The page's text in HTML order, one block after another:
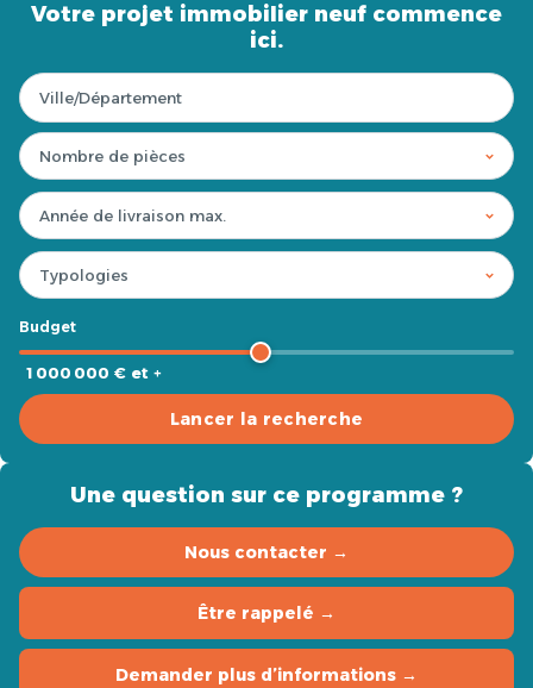
Votre projet immobilier neuf commence
ici.
Budget
1 000 000 € et +
Lancer la recherche
Une question sur ce programme ?
Nous contacter →
Être rappelé →
Demander plus d’informations →